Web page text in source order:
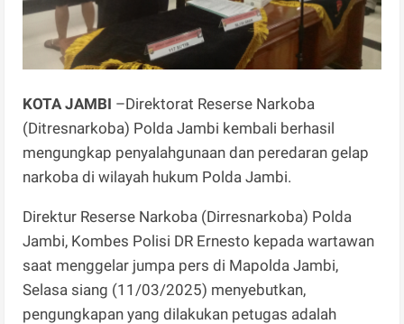
KOTA JAMBI –Direktorat Reserse Narkoba
(Ditresnarkoba) Polda Jambi kembali berhasil
mengungkap penyalahgunaan dan peredaran gelap
narkoba di wilayah hukum Polda Jambi.
Direktur Reserse Narkoba (Dirresnarkoba) Polda
Jambi, Kombes Polisi DR Ernesto kepada wartawan
saat menggelar jumpa pers di Mapolda Jambi,
Selasa siang (11/03/2025) menyebutkan,
pengungkapan yang dilakukan petugas adalah